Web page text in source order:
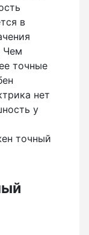
в
Чем
точные
нет
у
точный